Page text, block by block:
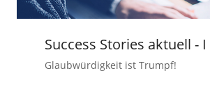
Success Stories aktuell - I
Glaubwürdigkeit ist Trumpf!